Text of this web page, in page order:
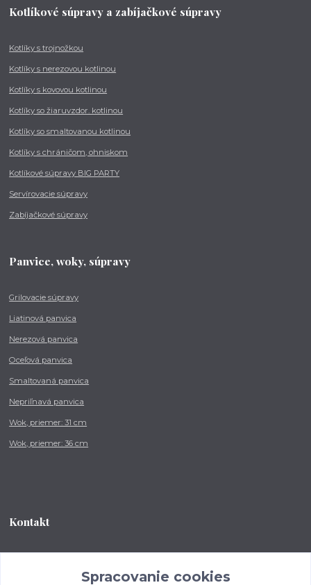
Kotlíkové súpravy a zabíjačkové súpravy
Kotlíky s trojnožkou
Kotlíky s nerezovou kotlinou
Kotlíky s kovovou kotlinou
Kotlíky so žiaruvzdor. kotlinou
Kotlíky so smaltovanou kotlinou
Kotlíky s chráničom, ohniskom
Kotlíkové súpravy BIG PARTY
Servírovacie súpravy
Zabíjačkové súpravy
Panvice, woky, súpravy
Grilovacie súpravy
Liatinová panvica
Nerezová panvica
Oceľová panvica
Smaltovaná panvica
Nepriľnavá panvica
Wok, priemer: 31 cm
Wok, priemer: 36 cm
Kontakt
od 8:00 - do 16:00 hodSpracovanie cookies